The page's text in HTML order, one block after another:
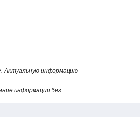
Актуальную информацию
информации без